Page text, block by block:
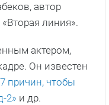
автор
линия».
актером,
Он известен
причин, чтобы
2» и др.